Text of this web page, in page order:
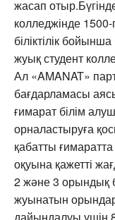
жасап
колледжінде
біліктілік
жуық студент
Ал «AMANAT»
бағдарламасы
ғимарат білім
орналастыруға
қабатты
оқуына қажетті
2 және 3 орындық
жуынатын орындар